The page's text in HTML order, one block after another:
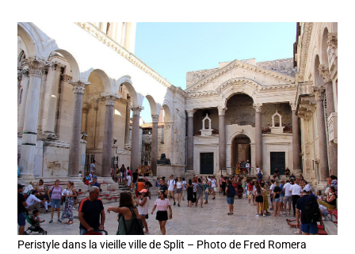
Peristyle dans la vieille ville de Split – Photo de Fred Romera